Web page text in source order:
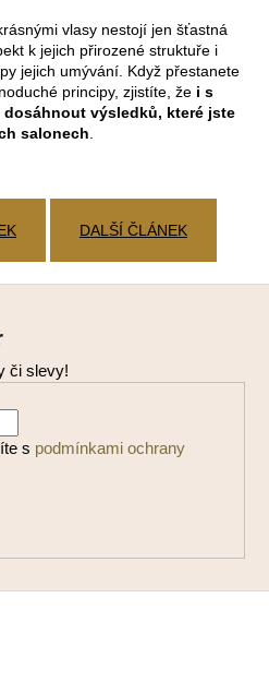
vlasy nestojí jen šťastná
k jejich přirozené struktuře i
jejich umývání. Když přestanete
principy, zjistíte, že i s
dosáhnout výsledků, které jste
salonech.
DALŠÍ ČLÁNEK
či slevy!
s podmínkami ochrany